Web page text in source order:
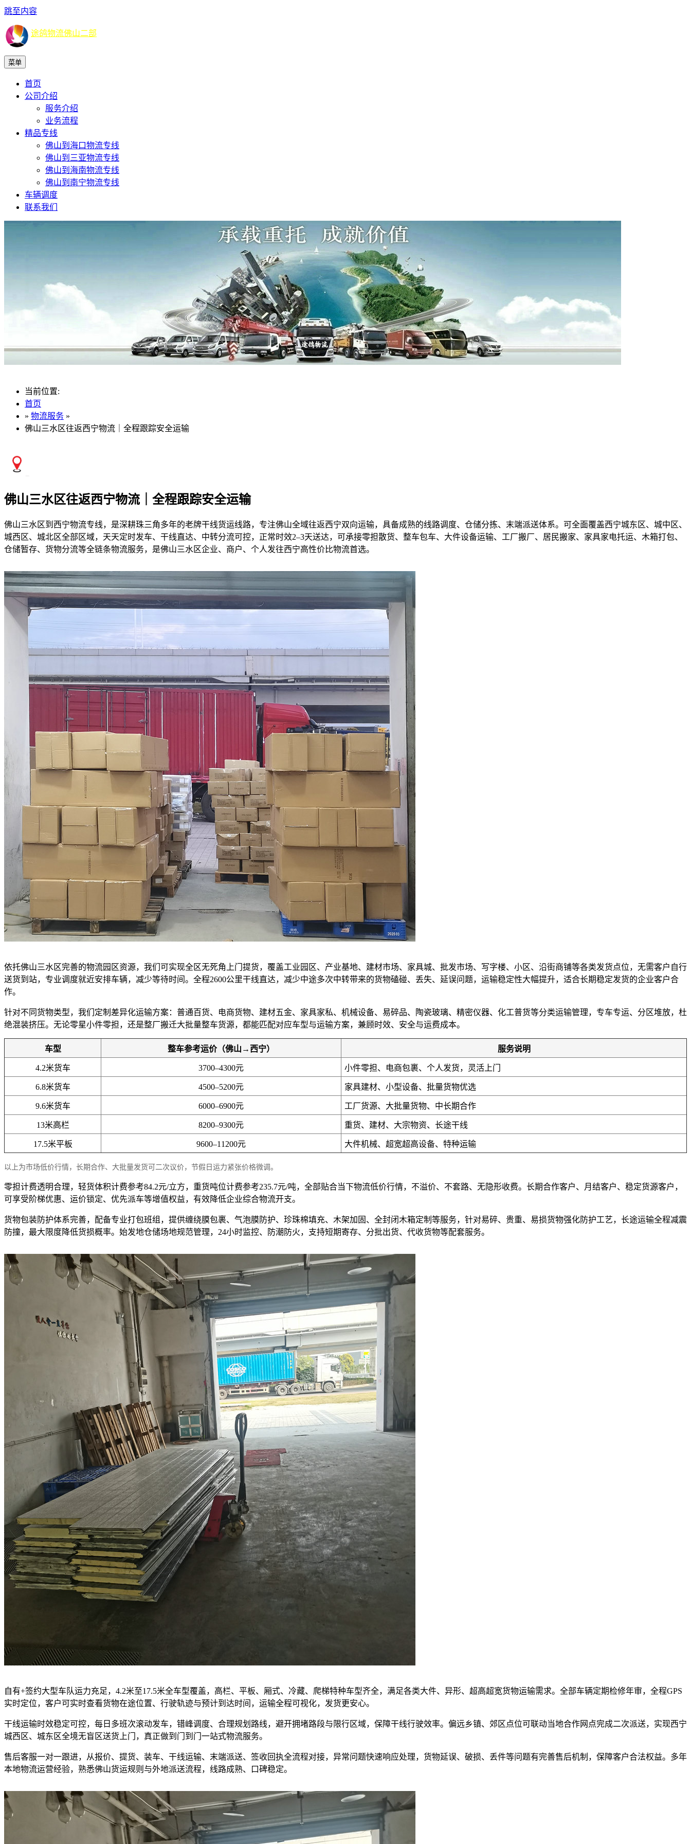
跳至内容
途鸽物流佛山二部
菜单
首页
公司介绍
服务介绍
业务流程
精品专线
佛山到海口物流专线
佛山到三亚物流专线
佛山到海南物流专线
佛山到南宁物流专线
车辆调度
联系我们
当前位置:
首页
» 物流服务 »
佛山三水区往返西宁物流｜全程跟踪安全运输
佛山三水区往返西宁物流｜全程跟踪安全运输
佛山三水区到西宁物流专线，是深耕珠三角多年的老牌干线货运线路，专注佛山全域往返西宁双向运输，具备成熟的线路调度、仓储分拣、末端派送体系。可全面覆盖西宁城东区、城中区、
城西区、城北区全部区域，天天定时发车、干线直达、中转分流可控，正常时效2–3天送达，可承接零担散货、整车包车、大件设备运输、工厂搬厂、居民搬家、家具家电托运、木箱打包、
仓储暂存、货物分流等全链条物流服务，是佛山三水区企业、商户、个人发往西宁高性价比物流首选。
依托佛山三水区完善的物流园区资源，我们可实现全区无死角上门提货，覆盖工业园区、产业基地、建材市场、家具城、批发市场、写字楼、小区、沿街商铺等各类发货点位，无需客户自行
送货到站，专业调度就近安排车辆，减少等待时间。全程2600公里干线直达，减少中途多次中转带来的货物磕碰、丢失、延误问题，运输稳定性大幅提升，适合长期稳定发货的企业客户合
作。
针对不同货物类型，我们定制差异化运输方案：普通百货、电商货物、建材五金、家具家私、机械设备、易碎品、陶瓷玻璃、精密仪器、化工普货等分类运输管理，专车专运、分区堆放，杜
绝混装挤压。无论零星小件零担，还是整厂搬迁大批量整车货源，都能匹配对应车型与运输方案，兼顾时效、安全与运费成本。
车型 整车参考运价（佛山→西宁） 服务说明
4.2米货车 3700–4300元 小件零担、电商包裹、个人发货，灵活上门
6.8米货车 4500–5200元 家具建材、小型设备、批量货物优选
9.6米货车 6000–6900元 工厂货源、大批量货物、中长期合作
13米高栏 8200–9300元 重货、建材、大宗物资、长途干线
17.5米平板 9600–11200元 大件机械、超宽超高设备、特种运输
以上为市场低价行情，长期合作、大批量发货可二次议价，节假日运力紧张价格微调。
零担计费透明合理，轻货体积计费参考84.2元/立方，重货吨位计费参考235.7元/吨，全部贴合当下物流低价行情，不溢价、不套路、无隐形收费。长期合作客户、月结客户、稳定货源客户，
可享受阶梯优惠、运价锁定、优先派车等增值权益，有效降低企业综合物流开支。
货物包装防护体系完善，配备专业打包班组，提供缠绕膜包裹、气泡膜防护、珍珠棉填充、木架加固、全封闭木箱定制等服务，针对易碎、贵重、易损货物强化防护工艺，长途运输全程减震
防撞，最大限度降低货损概率。始发地仓储场地规范管理，24小时监控、防潮防火，支持短期寄存、分批出货、代收货物等配套服务。
自有+签约大型车队运力充足，4.2米至17.5米全车型覆盖，高栏、平板、厢式、冷藏、爬梯特种车型齐全，满足各类大件、异形、超高超宽货物运输需求。全部车辆定期检修年审，全程GPS
实时定位，客户可实时查看货物在途位置、行驶轨迹与预计到达时间，运输全程可视化，发货更安心。
干线运输时效稳定可控，每日多班次滚动发车，错峰调度、合理规划路线，避开拥堵路段与限行区域，保障干线行驶效率。偏远乡镇、郊区点位可联动当地合作网点完成二次派送，实现西宁
城西区、城东区全境无盲区送货上门，真正做到门到门一站式物流服务。
售后客服一对一跟进，从报价、提货、装车、干线运输、末端派送、签收回执全流程对接，异常问题快速响应处理，货物延误、破损、丢件等问题有完善售后机制，保障客户合法权益。多年
本地物流运营经验，熟悉佛山货运规则与外地派送流程，线路成熟、口碑稳定。